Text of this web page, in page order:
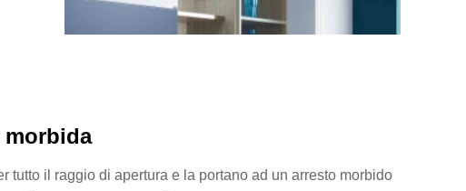
tutto il raggio di apertura e la portano ad un arresto morbido